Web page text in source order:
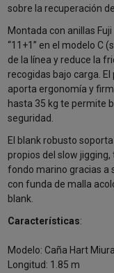
sobre la recuperación
Montada con anillas
“11+1” en el modelo C
de la línea y reduce la
recogidas bajo carga.
aporta ergonomía y
hasta 35 kg te permite
seguridad.
El blank robusto
propios del slow
fondo marino gracias a
con funda de malla
blank.
Características:
Modelo: Caña Hart
Longitud: 1.85 m